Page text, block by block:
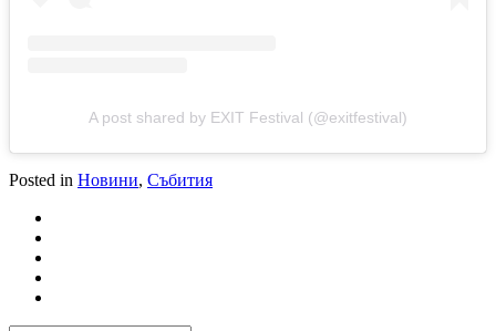
A post shared by EXIT Festival (@exitfestival)
Posted in Новини, Събития